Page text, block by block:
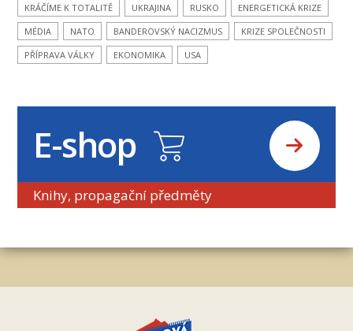
KRÁČÍME K TOTALITĚ
UKRAJINA RUSKO
ENERGETICKÁ KRIZE
MÉDIA
NATO BANDEROVSKÝ NACIZMUS
KRIZE SPOLEČNOSTI
PŘÍPRAVA VÁLKY
EKONOMIKA USA
E-shop
Knihy, propagační předměty